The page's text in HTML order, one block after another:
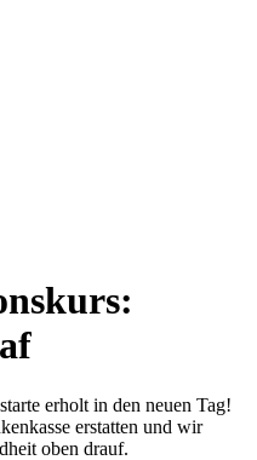
erholt in den neuen Tag!
erstatten und wir
oben drauf.